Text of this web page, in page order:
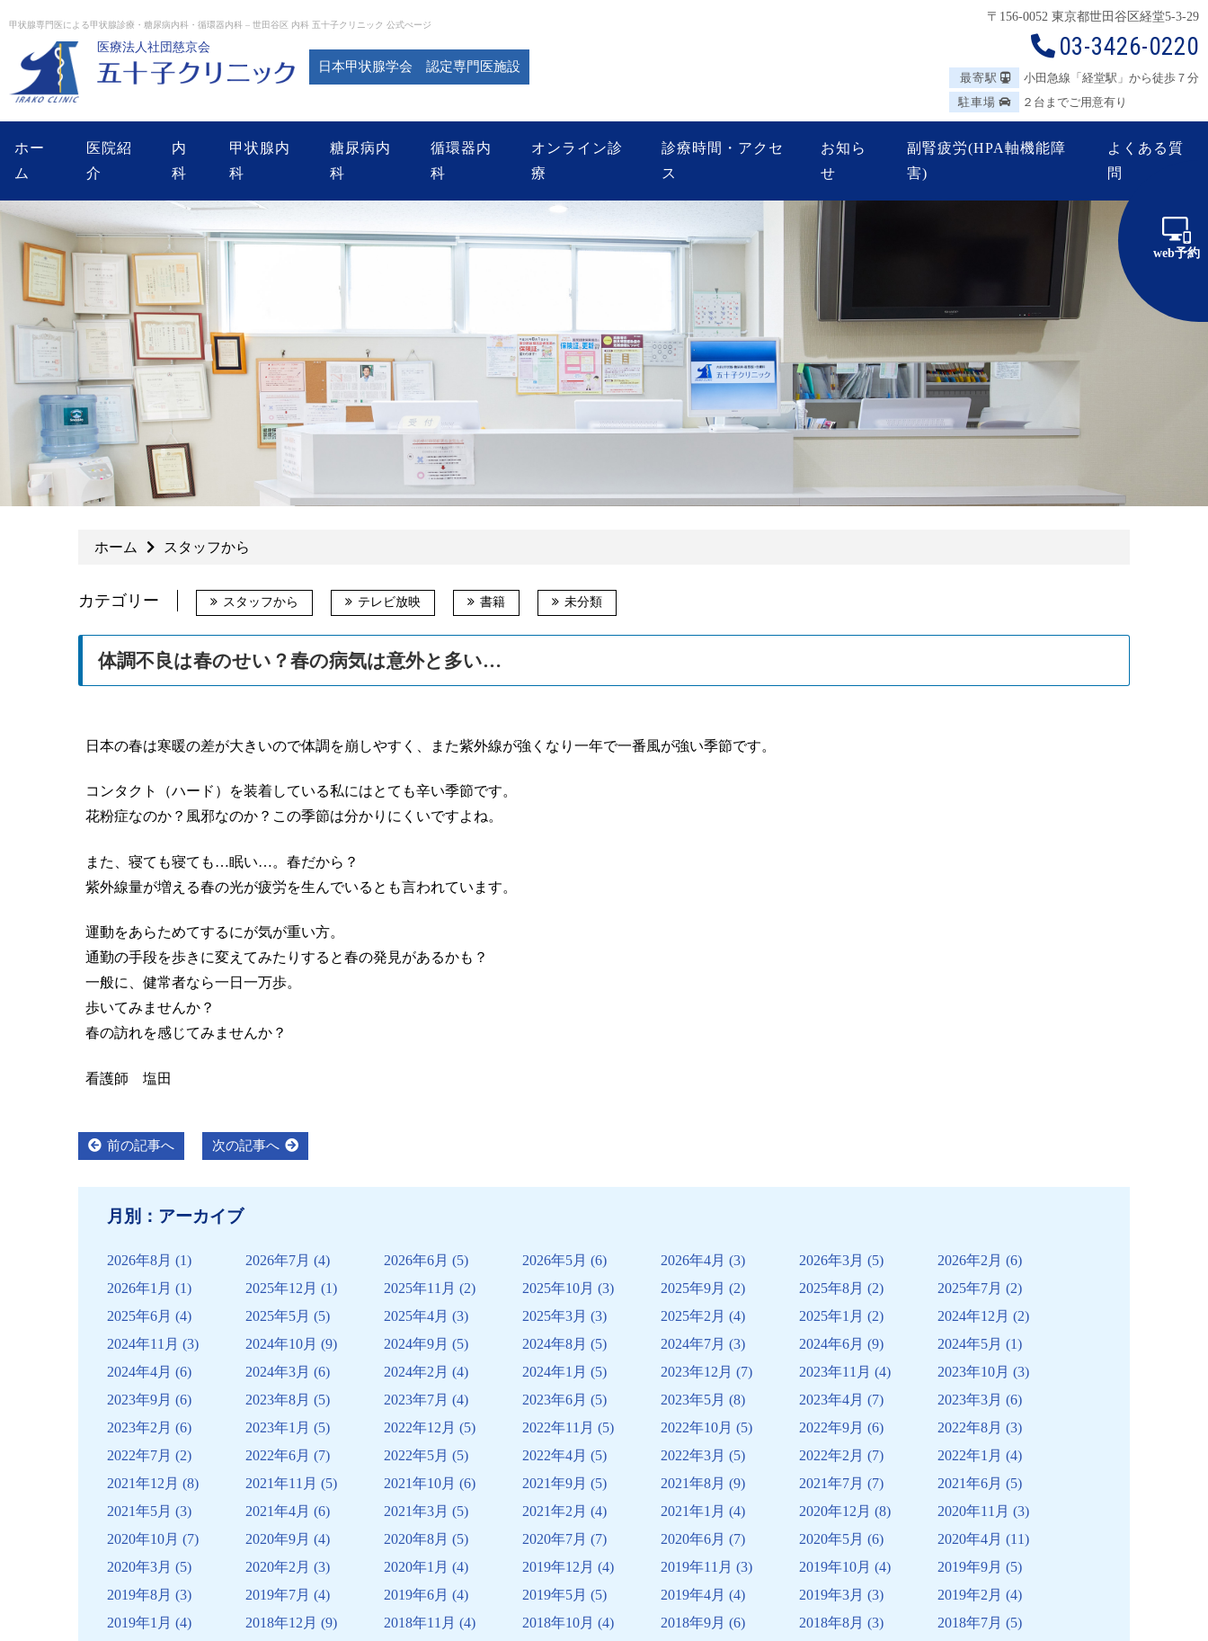
to甲状腺専門医による甲状腺診療・糖尿病内科・循環器内科 – 世田谷区 内科 五十子クリニック 公式ぺージ
医療法人社団慈京会
日本甲状腺学会 認定専門医施設
〒156-0052 東京都世田谷区経堂5-3-29
03-3426-0220
最寄駅
小田急線「経堂駅」から徒歩７分
駐車場
２台までご用意有り
web予約
ホー
ム
医院紹
介
内
科
甲状腺内
科
糖尿病内
科
循環器内
科
オンライン診
療
診療時間・アクセ
ス
お知ら
せ
副腎疲労(HPA軸機能障
害)
よくある質
問
ホーム スタッフから
カテゴリー スタッフから テレビ放映 書籍 未分類
体調不良は春のせい？春の病気は意外と多い…
日本の春は寒暖の差が大きいので体調を崩しやすく、また紫外線が強くなり一年で一番風が強い季節です。
コンタクト（ハード）を装着している私にはとても辛い季節です。
花粉症なのか？風邪なのか？この季節は分かりにくいですよね。
また、寝ても寝ても…眠い…。春だから？
紫外線量が増える春の光が疲労を生んでいるとも言われています。
運動をあらためてするにが気が重い方。
通勤の手段を歩きに変えてみたりすると春の発見があるかも？
一般に、健常者なら一日一万歩。
歩いてみませんか？
春の訪れを感じてみませんか？
看護師 塩田
投 前の記事へ Previous
post:
次の記事へ
Next
post:
月別：アーカイブ
2026年8月 (1) 2026年7月 (4) 2026年6月 (5) 2026年5月 (6) 2026年4月 (3) 2026年3月 (5) 2026年2月 (6)
2026年1月 (1) 2025年12月 (1) 2025年11月 (2) 2025年10月 (3) 2025年9月 (2) 2025年8月 (2) 2025年7月 (2)
2025年6月 (4) 2025年5月 (5) 2025年4月 (3) 2025年3月 (3) 2025年2月 (4) 2025年1月 (2) 2024年12月 (2)
2024年11月 (3) 2024年10月 (9) 2024年9月 (5) 2024年8月 (5) 2024年7月 (3) 2024年6月 (9) 2024年5月 (1)
2024年4月 (6) 2024年3月 (6) 2024年2月 (4) 2024年1月 (5) 2023年12月 (7) 2023年11月 (4) 2023年10月 (3)
2023年9月 (6) 2023年8月 (5) 2023年7月 (4) 2023年6月 (5) 2023年5月 (8) 2023年4月 (7) 2023年3月 (6)
2023年2月 (6) 2023年1月 (5) 2022年12月 (5) 2022年11月 (5) 2022年10月 (5) 2022年9月 (6) 2022年8月 (3)
2022年7月 (2) 2022年6月 (7) 2022年5月 (5) 2022年4月 (5) 2022年3月 (5) 2022年2月 (7) 2022年1月 (4)
2021年12月 (8) 2021年11月 (5) 2021年10月 (6) 2021年9月 (5) 2021年8月 (9) 2021年7月 (7) 2021年6月 (5)
2021年5月 (3) 2021年4月 (6) 2021年3月 (5) 2021年2月 (4) 2021年1月 (4) 2020年12月 (8) 2020年11月 (3)
2020年10月 (7) 2020年9月 (4) 2020年8月 (5) 2020年7月 (7) 2020年6月 (7) 2020年5月 (6) 2020年4月 (11)
2020年3月 (5) 2020年2月 (3) 2020年1月 (4) 2019年12月 (4) 2019年11月 (3) 2019年10月 (4) 2019年9月 (5)
2019年8月 (3) 2019年7月 (4) 2019年6月 (4) 2019年5月 (5) 2019年4月 (4) 2019年3月 (3) 2019年2月 (4)
2019年1月 (4) 2018年12月 (9) 2018年11月 (4) 2018年10月 (4) 2018年9月 (6) 2018年8月 (3) 2018年7月 (5)